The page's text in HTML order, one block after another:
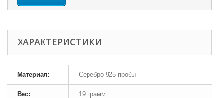
ХАРАКТЕРИСТИКИ
Материал: Серебро 925 пробы
Вес: 19 грамм